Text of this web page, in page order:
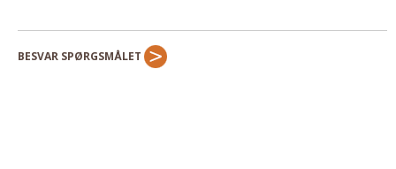
Belægning
BESVAR SPØRGSMÅLET